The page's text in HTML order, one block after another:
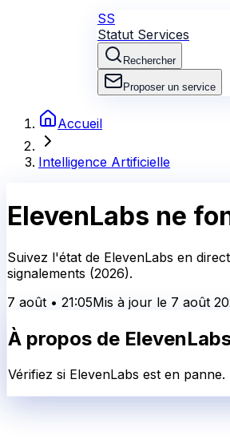
SS
Statut Services
Rechercher
Proposer un service
Accueil
Intelligence Artificielle
ElevenLabs ne
Suivez l'état de ElevenLabs en
signalements (2026).
7 août • 21:05Mis à jour le 7 août
À propos de
Vérifiez si ElevenLabs est en panne.